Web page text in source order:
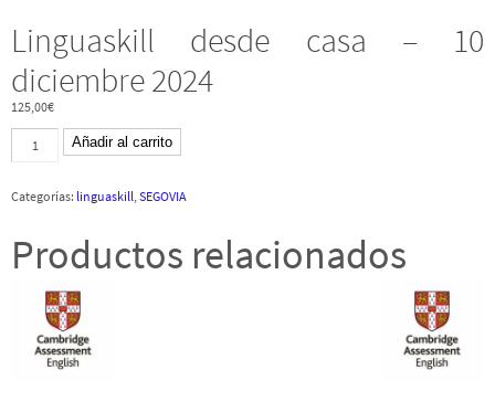
Linguaskill desde casa – 10
diciembre 2024
125,00€
Linguaskill
desde
casa
10
cantidad
Añadir al carrito
Categorías: linguaskill SEGOVIA
Productos relacionados